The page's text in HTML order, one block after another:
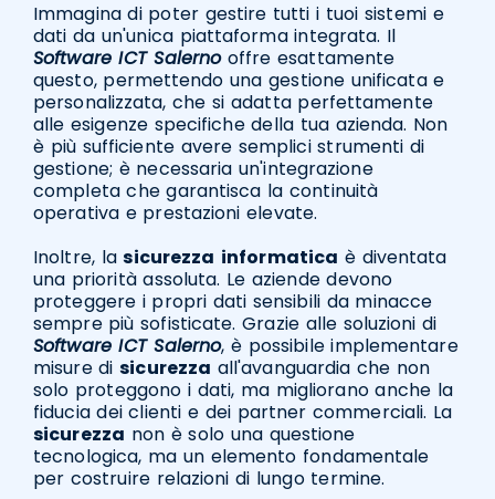
Immagina di poter gestire tutti i tuoi sistemi e
dati da un'unica piattaforma integrata. Il
Software ICT Salernooffre esattamente
questo, permettendo una gestione unificata e
personalizzata, che si adatta perfettamente
alle esigenze specifiche della tua azienda. Non
è più sufficiente avere semplici strumenti di
gestione; è necessaria un'integrazione
completa che garantisca la continuità
operativa e prestazioni elevate.
Inoltre, lasicurezza informatica è diventata
una priorità assoluta. Le aziende devono
proteggere i propri dati sensibili da minacce
sempre più sofisticate. Grazie alle soluzioni di
Software ICT Salerno, è possibile implementare
misure disicurezza all'avanguardia che non
solo proteggono i dati, ma migliorano anche la
fiducia dei clienti e dei partner commerciali. La
sicurezza non è solo una questione
tecnologica, ma un elemento fondamentale
per costruire relazioni di lungo termine.